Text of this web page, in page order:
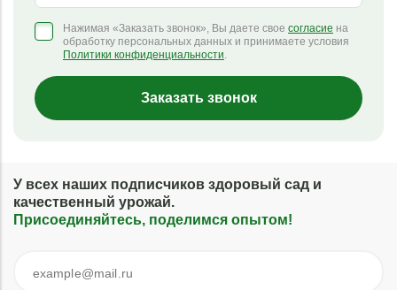
Нажимая «Заказать звонок», Вы даете свое согласие на
обработку персональных данных и принимаете условия
Политики конфиденциальности.
Заказать звонок
У всех наших подписчиков здоровый сад и
качественный урожай.
Присоединяйтесь, поделимся опытом!